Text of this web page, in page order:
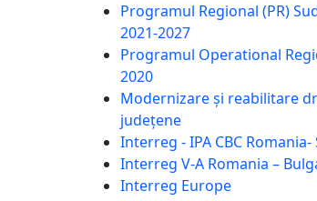
Programul Regional (PR)
2021-2027
Programul Operational
2020
Modernizare și reabilitare
județene
Interreg - IPA CBC Romania-
Interreg V-A Romania –
Interreg Europe